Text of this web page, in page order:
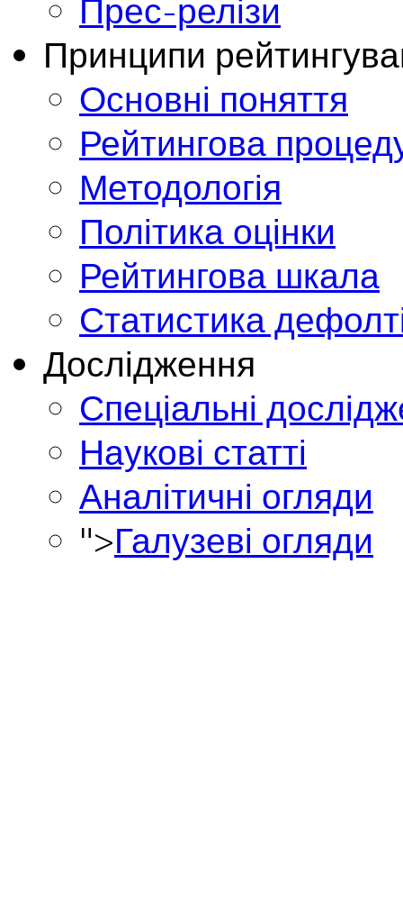
Прес-релізи
Принципи
Основні поняття
Рейтингова
Методологія
Політика оцінки
Рейтингова шкала
Статистика
Дослідження
Спеціальні
Наукові статті
Аналітичні огляди
">Галузеві огляди